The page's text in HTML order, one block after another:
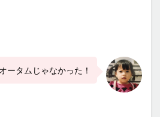
ータムじゃなかった！